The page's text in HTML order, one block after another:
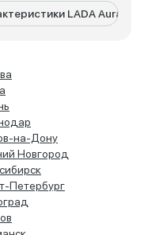
LADA Aura
на-Дону
Новгород
Петербург